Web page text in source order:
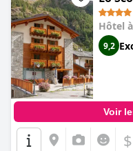
Hôtel à
9,2
Voir
$